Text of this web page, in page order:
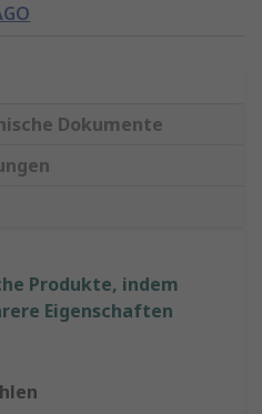
Dokumente
Produkte, indem
Eigenschaften